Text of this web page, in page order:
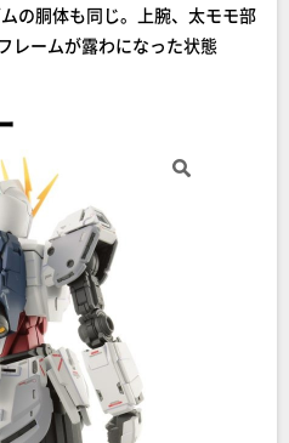
の胴体も同じ。上腕、太モモ部
レームが露わになった状態